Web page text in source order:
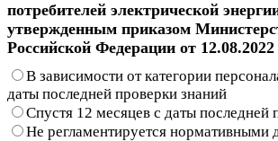
потребителей электрической
утвержденным приказом
Российской Федерации от
В зависимости от категории
даты последней проверки знаний
Спустя 12 месяцев с даты последней
Не регламентируется нормативными